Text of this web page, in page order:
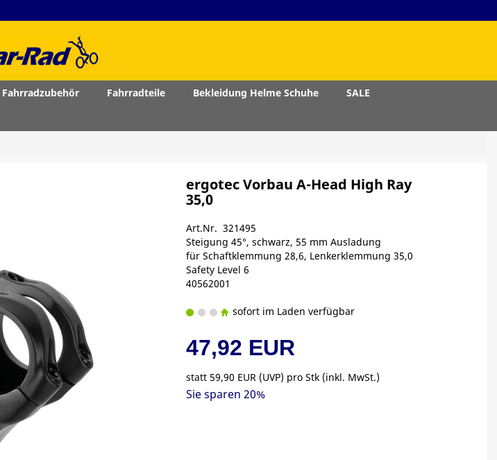
Fahrradzubehör Fahrradteile Bekleidung Helme Schuhe
SALE
ergotec Vorbau A-Head High Ray
35,0
Art.Nr. 321495
Steigung 45°, schwarz, 55 mm Ausladung
für Schaftklemmung 28,6, Lenkerklemmung 35,0
Safety Level 6
40562001
sofort im Laden verfügbar
47,92 EUR
statt 59,90 EUR (UVP) pro Stk (inkl. MwSt.)
Sie sparen 20%